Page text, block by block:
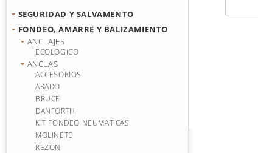
SEGURIDAD Y SALVAMENTO
FONDEO, AMARRE Y BALIZAMIENTO
ANCLAJES
ECOLOGICO
ANCLAS
ACCESORIOS
ARADO
BRUCE
DANFORTH
KIT FONDEO NEUMATICAS
MOLINETE
REZON